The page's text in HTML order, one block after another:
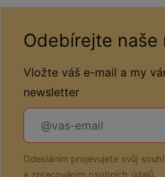
Odebírejte naše
Vložte váš e-mail a my
newsletter
Odesláním projevujete svůj
a zpracováním osobních údajů.